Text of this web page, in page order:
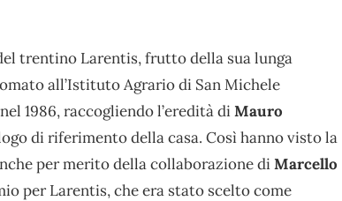
trentino Larentis, frutto della sua lunga
all’Istituto Agrario di San Michele
1986, raccogliendo l’eredità diMauro
di riferimento della casa. Così hanno visto la
per merito della collaborazione diMarcello
per Larentis, che era stato scelto come